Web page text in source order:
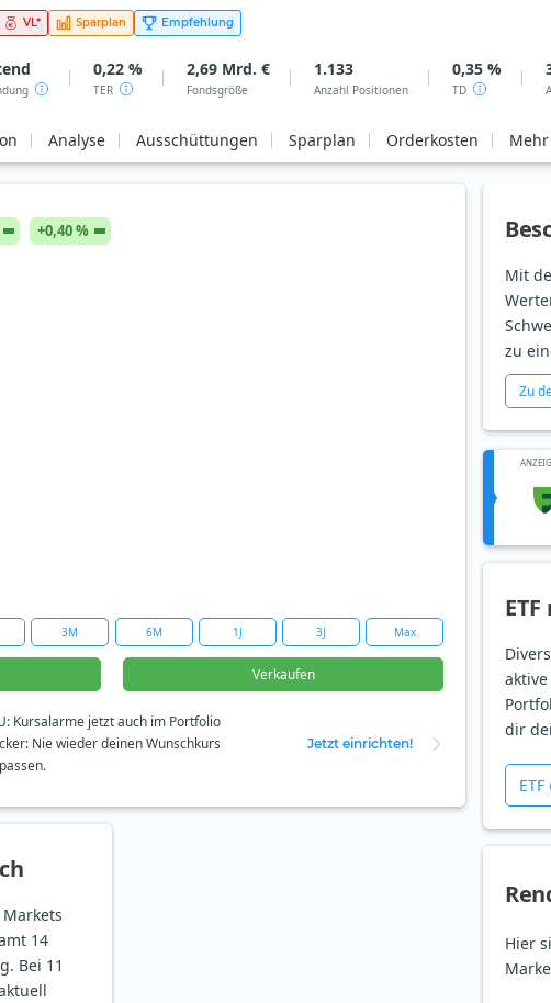
VL* Sparplan Empfehlung
0,22 %
TER
2,69 Mrd. €
Fondsgröße
1.133
Anzahl Positionen
0,35 %
TD
Analyse Ausschüttungen Sparplan Orderkosten
+0,40 %
3M 6M 1J 3J Max
Verkaufen
Kursalarme jetzt auch im Portfolio
Nie wieder deinen Wunschkurs
Jetzt einrichten!
Markets
14
Bei 11
Mit
zu
Zu
dir
Hier